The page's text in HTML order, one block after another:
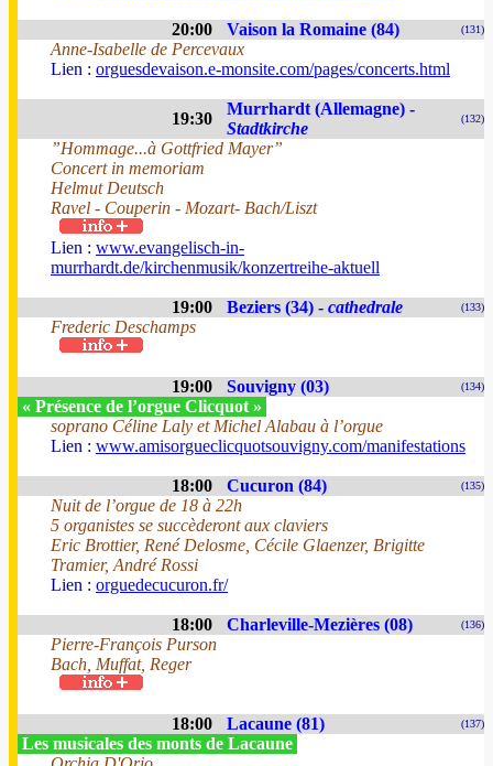
20:00 Vaison la Romaine (84) (131)
Anne-Isabelle de Percevaux
Lien : orguesdevaison.e-monsite.com/pages/concerts.html
19:30
Murrhardt (Allemagne) -
Stadtkirche
(132)
”Hommage...à Gottfried Mayer”
Concert in memoriam
Helmut Deutsch
Ravel - Couperin - Mozart- Bach/Liszt
Lien : www.evangelisch-in-
murrhardt.de/kirchenmusik/konzertreihe-aktuell
19:00 Beziers (34) - cathedrale (133)
Frederic Deschamps
19:00 Souvigny (03) (134)
« Présence de l’orgue Clicquot »
soprano Céline Laly et Michel Alabau à l’orgue
Lien : www.amisorgueclicquotsouvigny.com/manifestations
18:00 Cucuron (84) (135)
Nuit de l’orgue de 18 à 22h
5 organistes se succèderont aux claviers
Eric Brottier, René Delosme, Cécile Glaenzer, Brigitte
Tramier, André Rossi
Lien : orguedecucuron.fr/
18:00 Charleville-Mezières (08) (136)
Pierre-François Purson
Bach, Muffat, Reger
18:00 Lacaune (81) (137)
Les musicales des monts de Lacaune